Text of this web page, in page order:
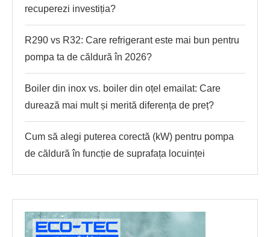
recuperezi investiția?
R290 vs R32: Care refrigerant este mai bun pentru
pompa ta de căldură în 2026?
Boiler din inox vs. boiler din oțel emailat: Care
durează mai mult și merită diferența de preț?
Cum să alegi puterea corectă (kW) pentru pompa
de căldură în funcție de suprafața locuinței